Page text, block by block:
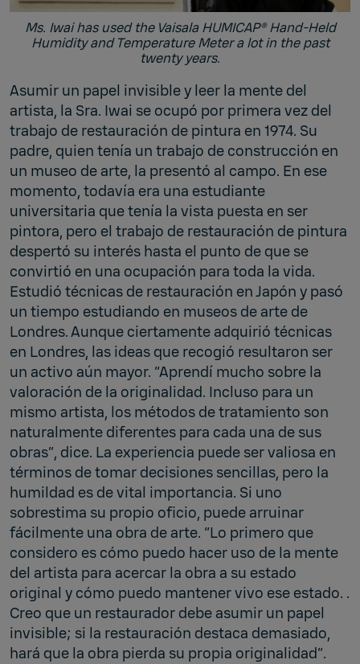
Ms. Iwai has used the Vaisala HUMICAP® Hand-Held
Humidity and Temperature Meter a lot in the past
twenty years.
Asumir un papel invisible y leer la mente del
artista, la Sra. Iwai se ocupó por primera vez del
trabajo de restauración de pintura en 1974. Su
padre, quien tenía un trabajo de construcción en
un museo de arte, la presentó al campo. En ese
momento, todavía era una estudiante
universitaria que tenía la vista puesta en ser
pintora, pero el trabajo de restauración de pintura
despertó su interés hasta el punto de que se
convirtió en una ocupación para toda la vida.
Estudió técnicas de restauración en Japón y pasó
un tiempo estudiando en museos de arte de
Londres. Aunque ciertamente adquirió técnicas
en Londres, las ideas que recogió resultaron ser
un activo aún mayor. “Aprendí mucho sobre la
valoración de la originalidad. Incluso para un
mismo artista, los métodos de tratamiento son
naturalmente diferentes para cada una de sus
obras”, dice. La experiencia puede ser valiosa en
términos de tomar decisiones sencillas, pero la
humildad es de vital importancia. Si uno
sobrestima su propio oficio, puede arruinar
fácilmente una obra de arte. “Lo primero que
considero es cómo puedo hacer uso de la mente
del artista para acercar la obra a su estado
original y cómo puedo mantener vivo ese estado. .
Creo que un restaurador debe asumir un papel
invisible; si la restauración destaca demasiado,
hará que la obra pierda su propia originalidad”.